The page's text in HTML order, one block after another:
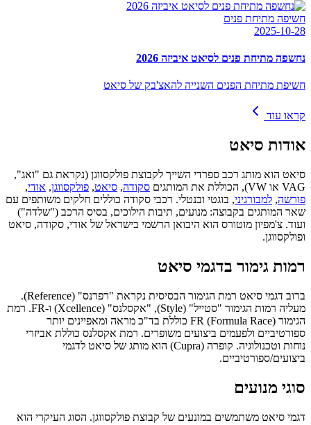
חשיפה מתיחת פנים
2025-10-28
נחשפה מתיחת פנים לסיאט איביזה 2026
חשיפת מתיחת הפנים השנייה להאצ'בק של סיאט
קראו עוד
אודות סיאט
סיאט הוא מותג רכב ספרדי השייך לקבוצת פולקסווגן (נקראת גם "ואג",
VAG או VW), הכוללת את המותגים
סקודה, סיאט, פולקסווגן, אודי,
פורשה, למבורגיני, בוגטי ובנטלי. רכבי סקודה כוללים חלקים משותפים עם
שאר המותגים בקבוצה: מנועים, תיבות הילוכים, בסיס הרכב ("שלדה")
ועוד. צ'מפיון מוטורס הוא היבואן הרשמי בישראל של אודי, סקודה, סיאט
ופולקסווגן.
רמות גימור בדגמי סיאט
ברוב דגמי סיאט רמת הגימור הבסיסית נקראת "רפרנס" (Reference).
מעליה רמות הגימור "סטייל" (Style), "אקסלנס" (Xcellence) ו-FR. רמת
הגימור FR (Formula Race) כוללת בד"כ מראה ומאפיינים יותר
ספורטיביים ולפעמים ביצועים משופרים. רמת אקסלנס כוללת אביזרי
נוחות וטכנולוגיה. קופרה (Cupra) הוא מותג של סיאט לדגמי
ביצועים/ספורטיביים.
סוגי מנועים
דגמי סיאט משתמשים במונעים של קבוצת פולקסווגן. הסוג העיקרי הוא